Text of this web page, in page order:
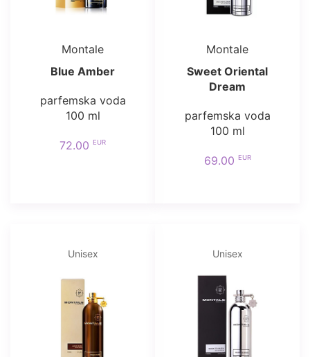
Montale
Blue Amber
parfemska voda
100 ml
72.00 EUR
Montale
Sweet Oriental
Dream
parfemska voda
100 ml
69.00 EUR
Unisex Unisex